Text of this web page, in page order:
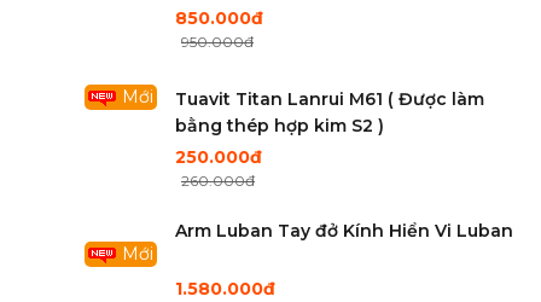
850.000đ
950.000đ
Mới
Tuavit Titan Lanrui M61 ( Được làm
bằng thép hợp kim S2 )
250.000đ
260.000đ
Mới
Arm Luban Tay đở Kính Hiển Vi Luban
1.580.000đ